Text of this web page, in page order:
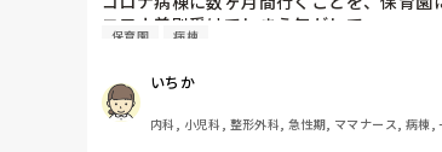
保育園 病棟
いちか
内科, 小児科, 整形外科, 急性期, ママナース, 病棟,